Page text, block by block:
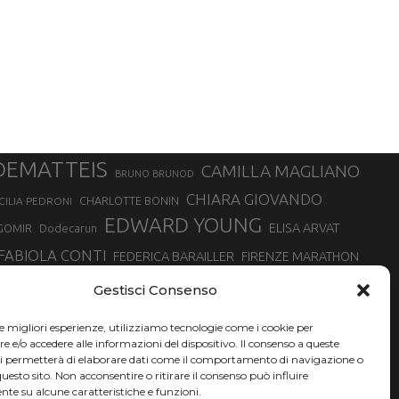
Gestisci Consenso
migliori esperienze, utilizziamo tecnologie come i cookie per
e/o accedere alle informazioni del dispositivo. Il consenso a queste
permetterà di elaborare dati come il comportamento di navigazione o
sito. Non acconsentire o ritirare il consenso può influire
su alcune caratteristiche e funzioni.
BRUNO BRUNOD CAMILLA MAGLIANO
PEDRONI CHARLOTTE BONIN CHIARA GIOVANDO
Dodecarun EDWARD YOUNG ELISA ARVAT
FABIOLA CONTI FEDERICA BARAILLER FIRENZE MARATHON
GIOVANNA EPIS GIULIANO CAVALLO
DI TORINO MARATONINA MARCELLA BELLETTI MARCO OLMO
MONVISO VERTICAL RACE NADIA BATTOCLETTI
BONALDI SILVIA RAMPAZZO